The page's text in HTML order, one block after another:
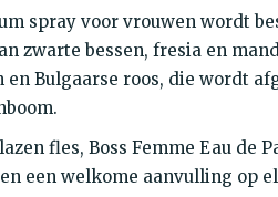
spray voor vrouwen wordt
zwarte bessen, fresia en
Bulgaarse roos, die wordt
fles, Boss Femme Eau de
een welkome aanvulling op